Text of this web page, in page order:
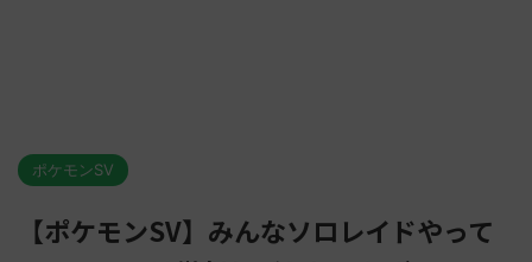
ポケモンSV
【ポケモンSV】みんなソロレイドやって